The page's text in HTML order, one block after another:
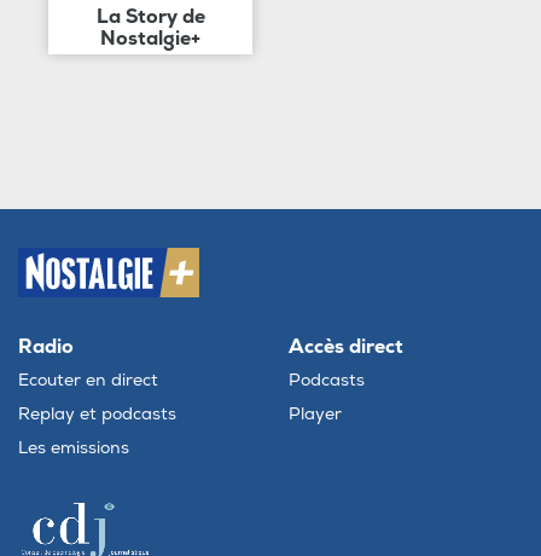
La Story de
Nostalgie+
Radio
Ecouter en direct
Replay et podcasts
Les emissions
Accès direct
Podcasts
Player